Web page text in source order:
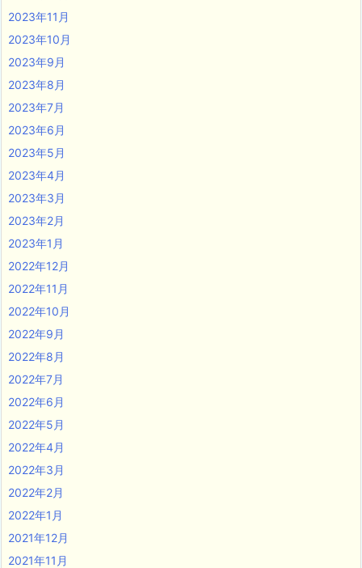
2023年11月
2023年10月
2023年9月
2023年8月
2023年7月
2023年6月
2023年5月
2023年4月
2023年3月
2023年2月
2023年1月
2022年12月
2022年11月
2022年10月
2022年9月
2022年8月
2022年7月
2022年6月
2022年5月
2022年4月
2022年3月
2022年2月
2022年1月
2021年12月
2021年11月